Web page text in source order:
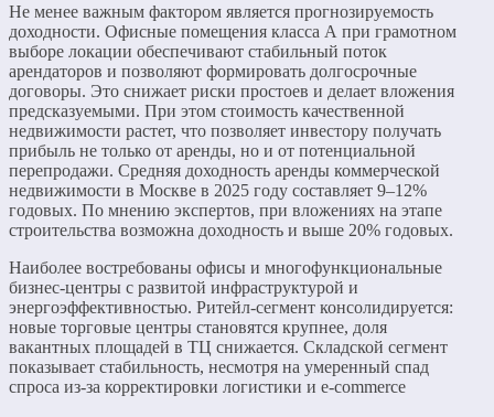
Не менее важным фактором является прогнозируемость
доходности. Офисные помещения класса А при грамотном
выборе локации обеспечивают стабильный поток
арендаторов и позволяют формировать долгосрочные
договоры. Это снижает риски простоев и делает вложения
предсказуемыми. При этом стоимость качественной
недвижимости растет, что позволяет инвестору получать
прибыль не только от аренды, но и от потенциальной
перепродажи. Средняя доходность аренды коммерческой
недвижимости в Москве в 2025 году составляет 9–12%
годовых. По мнению экспертов, при вложениях на этапе
строительства возможна доходность и выше 20% годовых.
Наиболее востребованы офисы и многофункциональные
бизнес-центры с развитой инфраструктурой и
энергоэффективностью. Ритейл-сегмент консолидируется:
новые торговые центры становятся крупнее, доля
вакантных площадей в ТЦ снижается. Складской сегмент
показывает стабильность, несмотря на умеренный спад
спроса из-за корректировки логистики и e-commerce